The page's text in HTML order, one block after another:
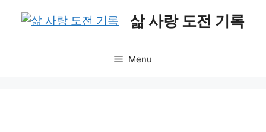
삶 사랑 도전 기록
Menu